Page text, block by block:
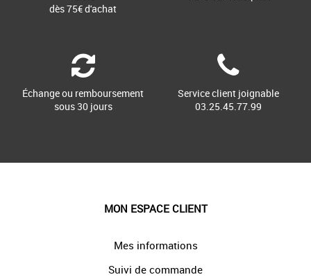
dès 75€ d'achat
Échange ou remboursement
sous 30 jours
Service client joignable
03.25.45.77.99
MON ESPACE CLIENT
Mes informations
Suivi de commande